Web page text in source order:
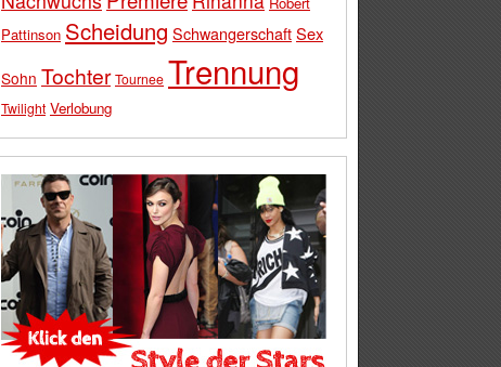
Pattinson Scheidung SchwangerschaftSex
Sohn Tochter Tournee Trennung
Twilight Verlobung